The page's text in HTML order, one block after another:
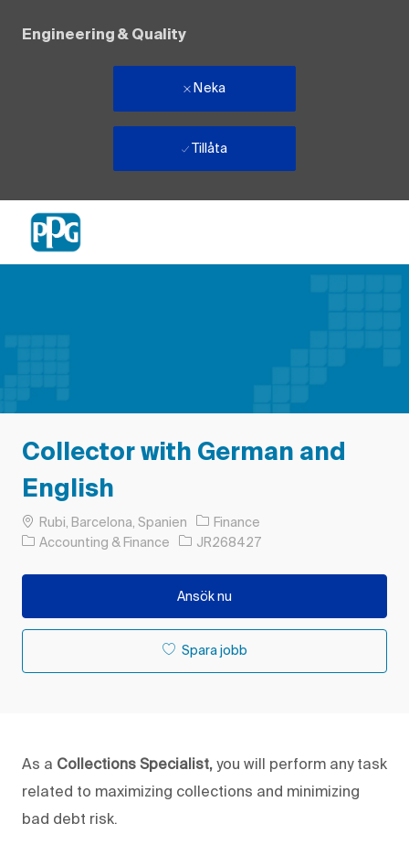
Engineering & Quality
Neka
Tillåta
Collector with German and
English
PlatsRubi, Barcelona, Spanien
Finance
Kategori
Accounting & Finance Jobb-ID
JR268427
Ansök nu
Spara jobb
As a Collections Specialist, you will perform any task
related to maximizing collections and minimizing
bad debt risk.